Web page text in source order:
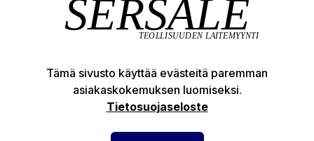
Tuotekuvaus
Tekniset edut
Tämä sivusto käyttää evästeitä paremman
asiakaskokemuksen luomiseksi.
Tietosuojaseloste